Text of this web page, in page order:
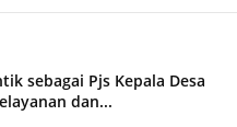
sebagai Pjs Kepala Desa
dan...